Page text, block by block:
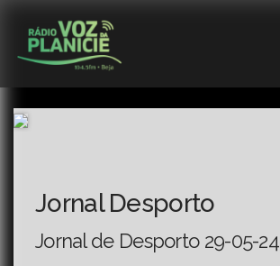
Jornal Desporto
Jornal de Desporto 29-05-24